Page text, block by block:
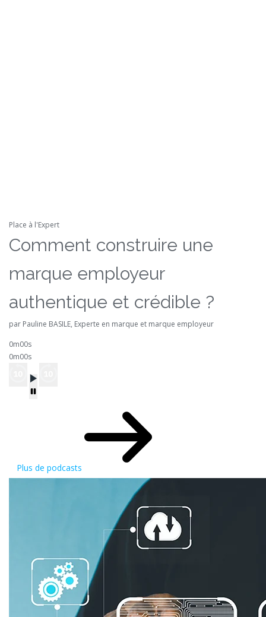
Place à l'Expert
Comment construire une
marque employeur
authentique et crédible ?
par Pauline BASILE, Experte en marque et marque employeur
0m00s
0m00s
Plus de podcasts